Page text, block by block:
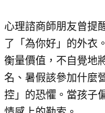
心理諮商師朋友曾提
了「為你好」的外衣
衡量價值，不自覺地
名、暑假該參加什麼
控」的恐懼。當孩子